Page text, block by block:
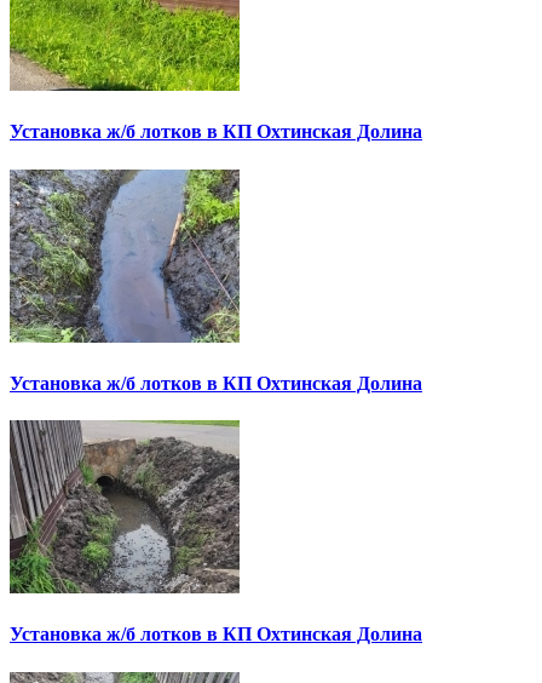
Установка ж/б лотков в КП Охтинская Долина
Установка ж/б лотков в КП Охтинская Долина
Установка ж/б лотков в КП Охтинская Долина